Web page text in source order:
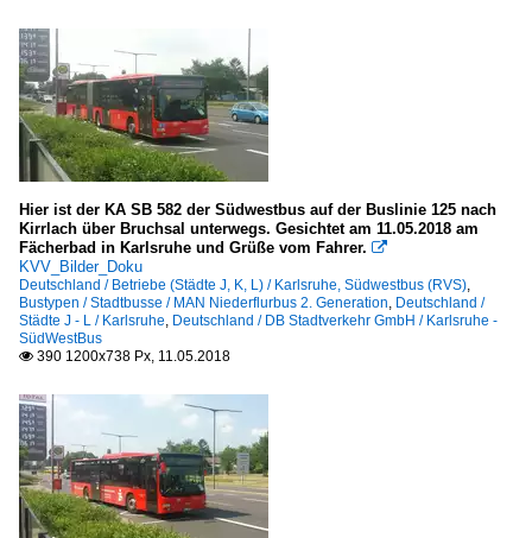
Hier ist der KA SB 582 der Südwestbus auf der Buslinie 125 nach
Kirrlach über Bruchsal unterwegs. Gesichtet am 11.05.2018 am
Fächerbad in Karlsruhe und Grüße vom Fahrer. 
KVV_Bilder_Doku
Deutschland / Betriebe (Städte J, K, L) / Karlsruhe, Südwestbus (RVS),
Bustypen / Stadtbusse / MAN Niederflurbus 2. Generation, Deutschland /
Städte J - L / Karlsruhe, Deutschland / DB Stadtverkehr GmbH / Karlsruhe -
SüdWestBus
 390 1200x738 Px, 11.05.2018